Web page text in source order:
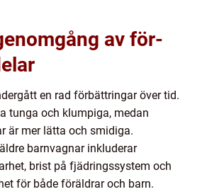
av för-
en rad förbättringar över tid.
tunga och klumpiga, medan
är mer lätta och smidiga.
barnvagnar inkluderar
brist på fjädringssystem och
för både föräldrar och barn.